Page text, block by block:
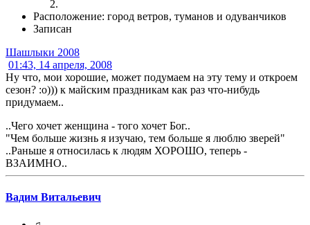
Расположение: город ветров, туманов и одуванчиков
Записан
Шашлыки 2008
01:43, 14 апреля, 2008
Ну что, мои хорошие, может подумаем на эту тему и откроем
сезон? :о))) к майским праздникам как раз что-нибудь
придумаем..
..Чего хочет женщина - того хочет Бог..
"Чем больше жизнь я изучаю, тем больше я люблю зверей"
..Раньше я относилась к людям ХОРОШО, теперь -
ВЗАИМНО..
Вадим Витальевич